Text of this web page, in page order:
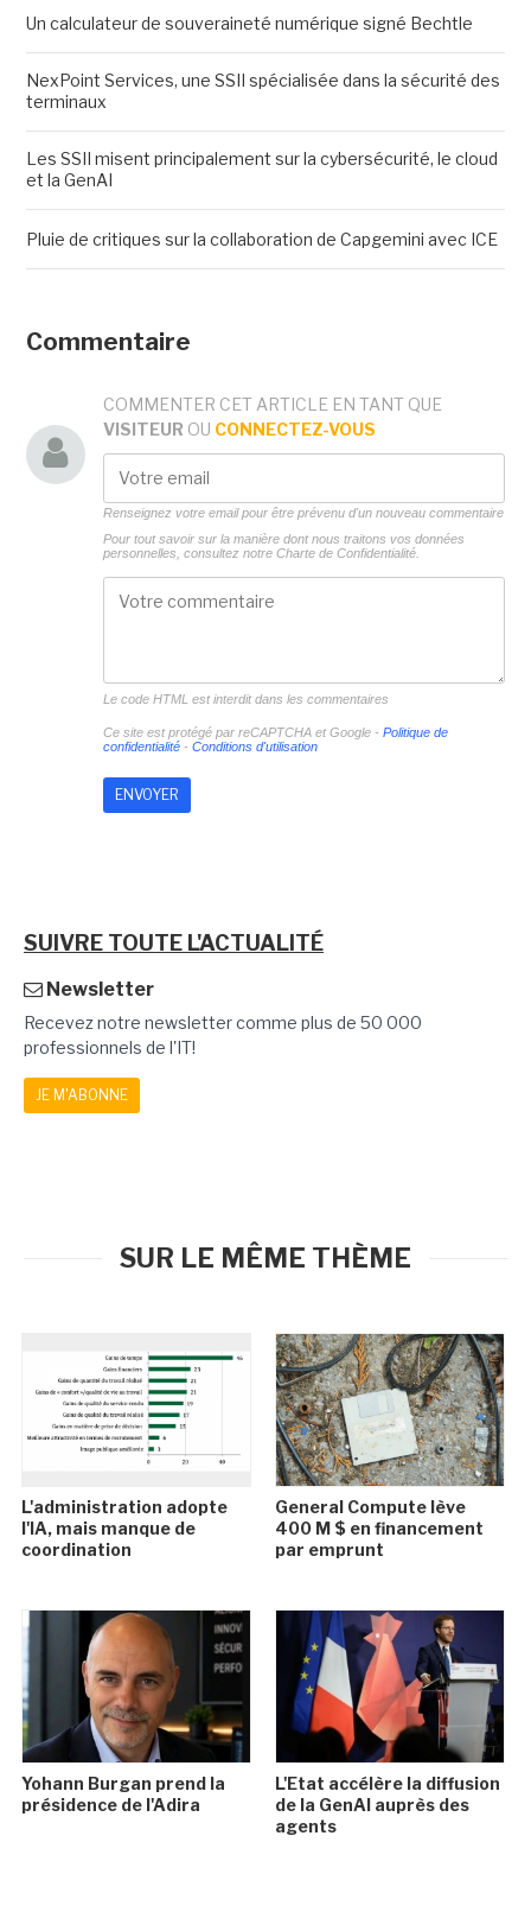
Un calculateur de souveraineté numérique signé Bechtle
NexPoint Services, une SSII spécialisée dans la sécurité des
terminaux
Les SSII misent principalement sur la cybersécurité, le cloud
et la GenAI
Pluie de critiques sur la collaboration de Capgemini avec ICE
Commentaire
COMMENTER CET ARTICLE EN TANT QUE
VISITEUR OU CONNECTEZ-VOUS
Renseignez votre email pour être prévenu d'un nouveau commentaire
Pour tout savoir sur la manière dont nous traitons vos données
personnelles, consultez notre Charte de Confidentialité.
Le code HTML est interdit dans les commentaires
Ce site est protégé par reCAPTCHA et Google - Politique de
confidentialité- Conditions d'utilisation
SUIVRE TOUTE L'ACTUALITÉ
Newsletter
Recevez notre newsletter comme plus de 50 000
professionnels de l'IT!
JE M'ABONNE
SUR LE MÊME THÈME
L'administration adopte
l'IA, mais manque de
coordination
General Compute lève
400 M $ en financement
par emprunt
Yohann Burgan prend la
présidence de l'Adira
L'Etat accélère la diffusion
de la GenAI auprès des
agents